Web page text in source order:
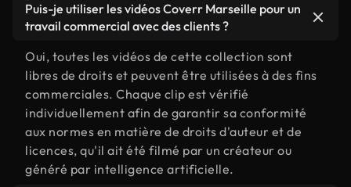
Puis-je utiliser les vidéos Coverr Marseille pour un
travail commercial avec des clients ?
Oui, toutes les vidéos de cette collection sont
libres de droits et peuvent être utilisées à des fins
commerciales. Chaque clip est vérifié
individuellement afin de garantir sa conformité
aux normes en matière de droits d'auteur et de
licences, qu'il ait été filmé par un créateur ou
généré par intelligence artificielle.